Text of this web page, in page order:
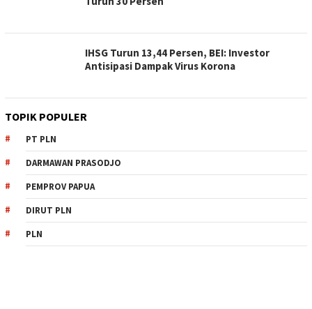
IHSG Turun 13,44 Persen, BEI: Investor
Antisipasi Dampak Virus Korona
TOPIK POPULER
PT PLN
DARMAWAN PRASODJO
PEMPROV PAPUA
DIRUT PLN
PLN